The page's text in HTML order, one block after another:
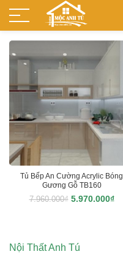
Nội Thất Anh Tú
Tủ Bếp An Cường Acrylic Bóng
Gương Gỗ TB160
7.960.000₫ 5.970.000₫